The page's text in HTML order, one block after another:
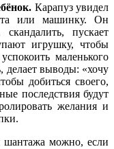
Карапуз увидел
или машинку. Он
скандалить, пускает
игрушку, чтобы
маленького
делает выводы: «хочу
добиться своего,
последствия будут
желания и
шантажа можно, если